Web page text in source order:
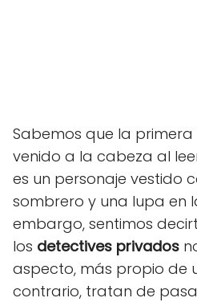
Sabemos que la
venido a la cabeza al
es un personaje vestido
sombrero y una lupa en
embargo, sentimos
los detectives privados
aspecto, más propio de
contrario, tratan de